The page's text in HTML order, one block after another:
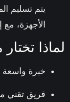
يتم تسليم
الأجهزة، مع
تختار
خبرة واسعة
فريق تقني